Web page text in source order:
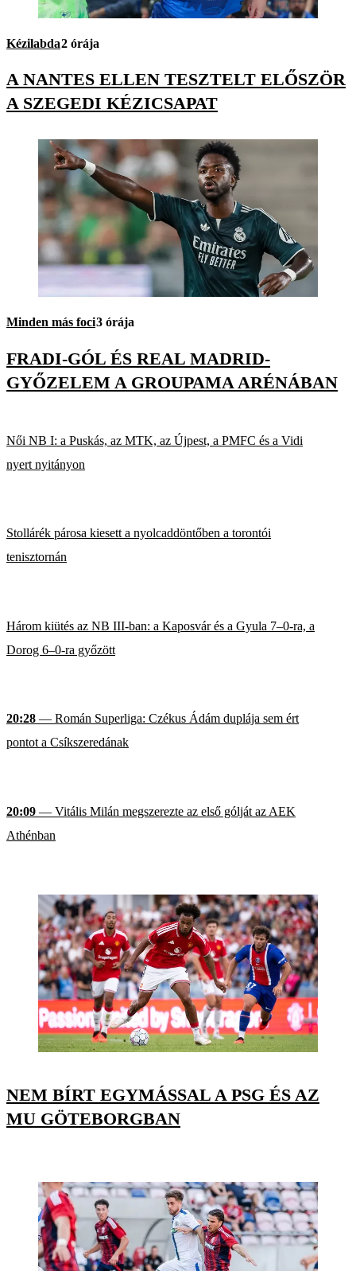
Kézilabda2 órája
A NANTES ELLEN TESZTELT ELŐSZÖR
A SZEGEDI KÉZICSAPAT
Minden más foci3 órája
FRADI-GÓL ÉS REAL MADRID-
GYŐZELEM A GROUPAMA ARÉNÁBAN
Női NB I: a Puskás, az MTK, az Újpest, a PMFC és a Vidi
nyert nyitányon
Stollárék párosa kiesett a nyolcaddöntőben a torontói
tenisztornán
Három kiütés az NB III-ban: a Kaposvár és a Gyula 7–0-ra, a
Dorog 6–0-ra győzött
20:28 — Román Superliga: Czékus Ádám duplája sem ért
pontot a Csíkszeredának
20:09 — Vitális Milán megszerezte az első gólját az AEK
Athénban
NEM BÍRT EGYMÁSSAL A PSG ÉS AZ
MU GÖTEBORGBAN